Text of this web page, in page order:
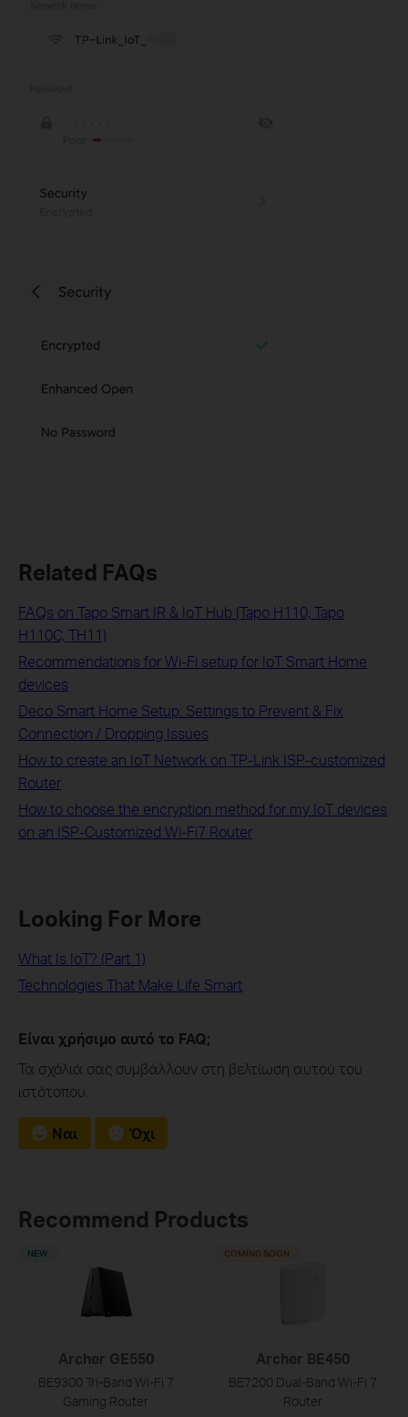
Related FAQs
FAQs on Tapo Smart IR & IoT Hub (Tapo H110, Tapo
H110C, TH11)
Recommendations for Wi-Fi setup for IoT Smart Home
devices
Deco Smart Home Setup: Settings to Prevent & Fix
Connection / Dropping Issues
How to create an IoT Network on TP‑Link ISP‑customized
Router
How to choose the encryption method for my IoT devices
on an ISP-Customized Wi-Fi7 Router
Looking For More
What Is IoT? (Part 1)
Technologies That Make Life Smart
Είναι χρήσιμο αυτό το FAQ;
Τα σχόλιά σας συμβάλλουν στη βελτίωση αυτού του
ιστότοπου.
Ναι Όχι
Recommend Products
Archer GE550
BE9300 Tri-Band Wi-Fi 7
Gaming Router
NEW
Archer BE450
BE7200 Dual-Band Wi-Fi 7
Router
COMING SOON